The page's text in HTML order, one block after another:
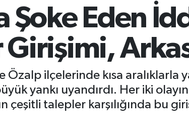
Şoke Eden
Girişimi,
Özalp ilçelerinde kısa aralıklarla
yankı uyandırdı. Her iki
çeşitli talepler karşılığında bu